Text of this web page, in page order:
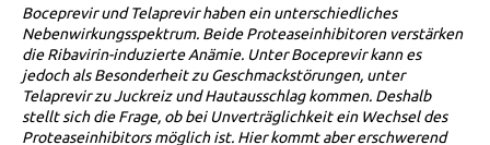
Boceprevir und Telaprevir haben ein unterschiedliches
Nebenwirkungsspektrum. Beide Proteaseinhibitoren verstärken
die Ribavirin-induzierte Anämie. Unter Boceprevir kann es
jedoch als Besonderheit zu Geschmackstörungen, unter
Telaprevir zu Juckreiz und Hautausschlag kommen. Deshalb
stellt sich die Frage, ob bei Unverträglichkeit ein Wechsel des
Proteaseinhibitors möglich ist. Hier kommt aber erschwerend